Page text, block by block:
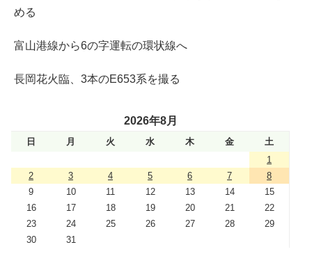
める
富山港線から6の字運転の環状線へ
長岡花火臨、3本のE653系を撮る
2026年8月
日 月 火 水 木 金
土
1
2
3 4 5 6 7
8
9
10 11 12 13 14
15
16
17 18 19 20 21
22
23
24 25 26 27 28
29
30
31